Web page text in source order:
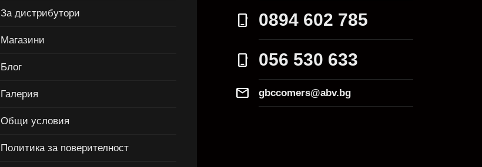
За дистрибутори
Магазини
Блог
Галерия
Общи условия
Политика за поверителност
phone_iphone 0894 602 785
phone_iphone 056 530 633
Mail gbccomers@abv.bg